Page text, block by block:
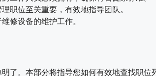
理职位至关重要，有效地指导团队。
修设备的维护工作。
了。本部分将指导您如何有效地查找职位